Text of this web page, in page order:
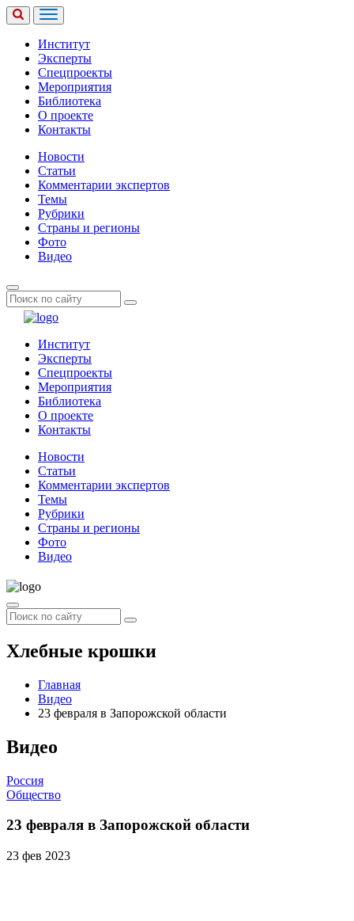
Институт
Эксперты
Спецпроекты
Мероприятия
Библиотека
О проекте
Контакты
Новости
Статьи
Комментарии экспертов
Темы
Рубрики
Страны и регионы
Фото
Видео
Институт
Эксперты
Спецпроекты
Мероприятия
Библиотека
О проекте
Контакты
Новости
Статьи
Комментарии экспертов
Темы
Рубрики
Страны и регионы
Фото
Видео
Хлебные крошки
Главная
Видео
23 февраля в Запорожской области
Видео
Россия
Общество
23 февраля в Запорожской области
23 фев 2023